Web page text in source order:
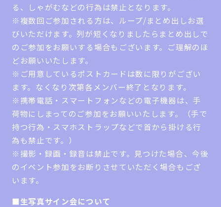
る、しゃがむなどの行為は禁止となります。
※複数回ご参加される方は、ループ/まとめ出しお選
びいただけます。列が短くなりましたらまとめ出しで
のご参加をお願いする場合もございます。ご理解のほ
どお願いいたします。
※ご用意しているポストカードは数に限りがござい
ます。なくなり次第各メンバー終了となります。
※携帯電話・スマートフォンなどの電子機器は、手
荷物にしまってのご参加をお願いいたします。（手で
持つ行為・スマホストラップなどで首から掛ける行
為も禁止です。）
※撮影・録画・録音は禁止です。見つけた場合、今後
のイベント参加をお断りさせていただく場合もござ
います。
■生写真サイン会について